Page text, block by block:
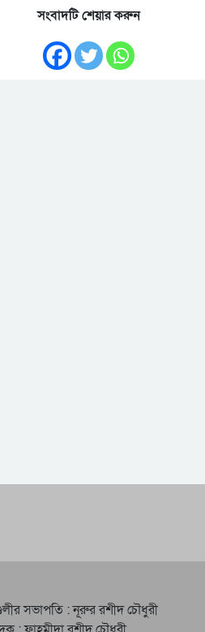
সংবাদটি শেয়ার করুন
সভাপতি : নূরুর রশীদ চৌধুরী